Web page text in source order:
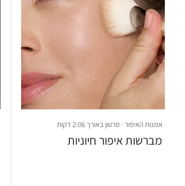
אמנות האיפור · סרטון באורך 2:06 דקות
מברשות איפור חיוניות